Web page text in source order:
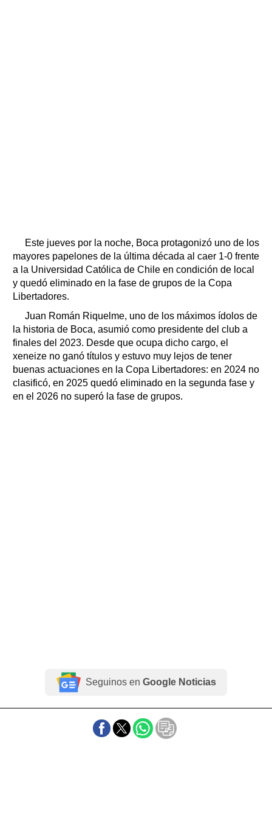
Este jueves por la noche, Boca protagonizó uno de los
mayores papelones de la última década al caer 1-0 frente
a la Universidad Católica de Chile en condición de local
y quedó eliminado en la fase de grupos de la Copa
Libertadores.
Juan Román Riquelme, uno de los máximos ídolos de
la historia de Boca, asumió como presidente del club a
finales del 2023. Desde que ocupa dicho cargo, el
xeneize no ganó títulos y estuvo muy lejos de tener
buenas actuaciones en la Copa Libertadores: en 2024 no
clasificó, en 2025 quedó eliminado en la segunda fase y
en el 2026 no superó la fase de grupos.
Seguinos en Google Noticias